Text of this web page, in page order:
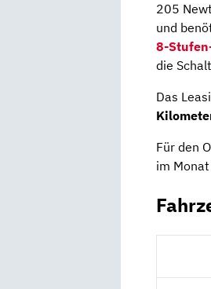
205
und
8-
die
Das
Für den
im